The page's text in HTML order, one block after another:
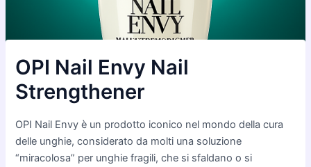
OPI Nail Envy Nail
Strengthener
OPI Nail Envy è un prodotto iconico nel mondo della cura
delle unghie, considerato da molti una soluzione
“miracolosa” per unghie fragili, che si sfaldano o si